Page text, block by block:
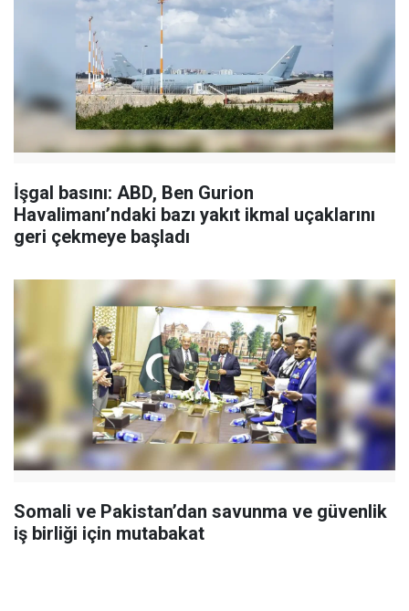
İşgal basını: ABD, Ben Gurion
Havalimanı’ndaki bazı yakıt ikmal uçaklarını
geri çekmeye başladı
Somali ve Pakistan’dan savunma ve güvenlik
iş birliği için mutabakat